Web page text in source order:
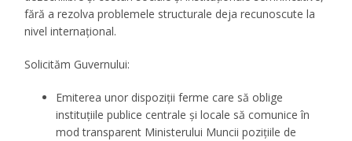
fără a rezolva problemele structurale deja recunoscute la
nivel internațional.
Solicităm Guvernului:
Emiterea unor dispoziții ferme care să oblige
instituțiile publice centrale și locale să comunice în
mod transparent Ministerului Muncii pozițiile de